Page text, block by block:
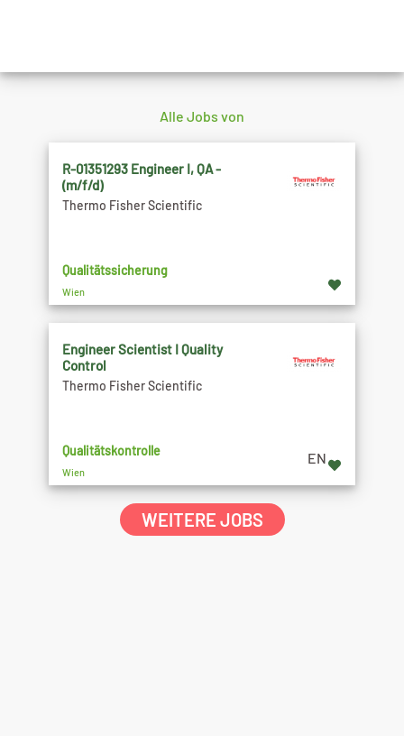
Alle Jobs von
R-01351293 Engineer I, QA -
(m/f/d)
Thermo Fisher Scientific
Qualitätssicherung
Wien
Engineer Scientist I Quality
Control
Thermo Fisher Scientific
Qualitätskontrolle
Wien
EN
WEITERE JOBS